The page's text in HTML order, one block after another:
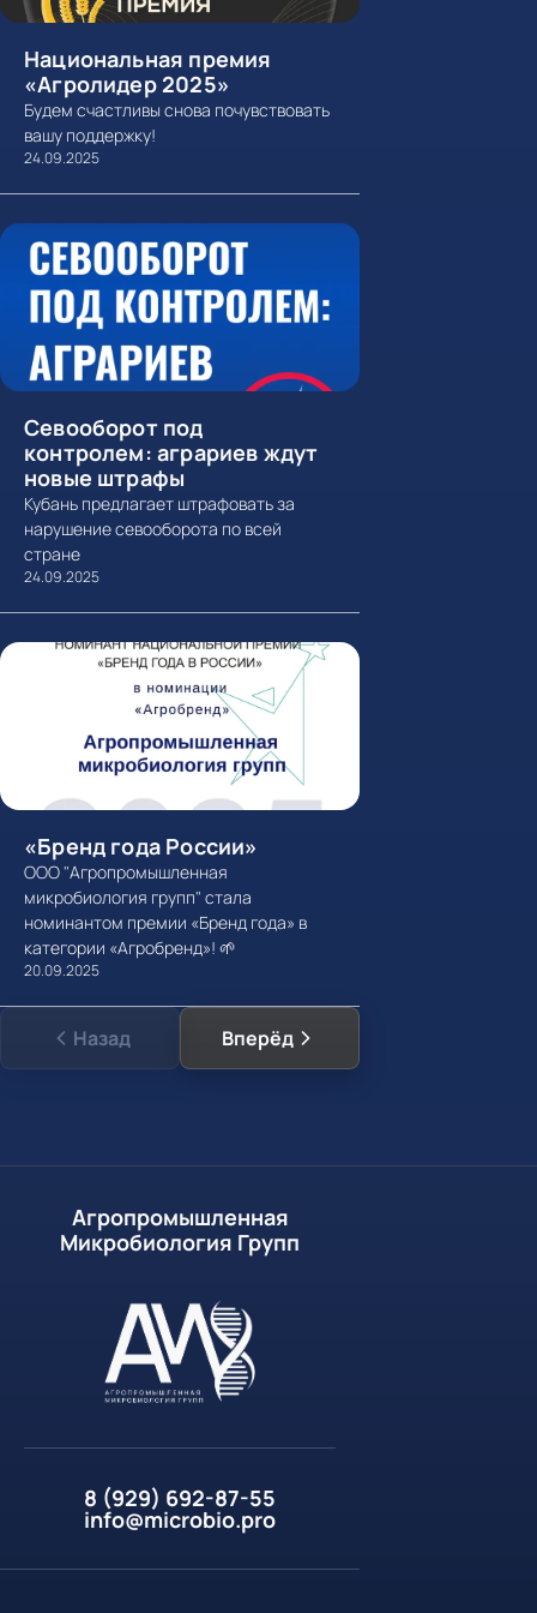
Национальная премия
«Агролидер 2025»
Будем счастливы снова почувствовать
вашу поддержку!
24.09.2025
Севооборот под
контролем: аграриев ждут
новые штрафы
Кубань предлагает штрафовать за
нарушение севооборота по всей
стране
24.09.2025
«Бренд года России»
ООО "Агропромышленная
микробиология групп" стала
номинантом премии «Бренд года» в
категории «Агробренд»! 🌱
20.09.2025
Назад Вперёд
Агропромышленная
Микробиология Групп
8 (929) 692-87-55
info@microbio.pro